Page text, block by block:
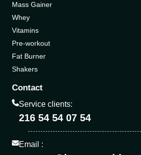
Mass Gainer
Whey
Vitamins
Pre-workout
Fat Burner
Shakers
Contact
Service clients:
216 54 54 07 54
Email :